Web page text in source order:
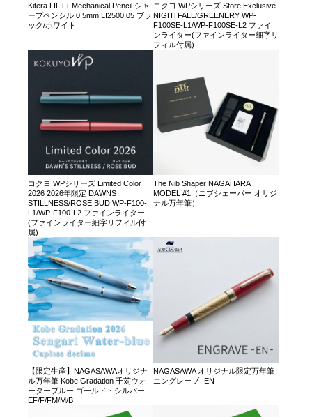
Kitera LIFT+ Mechanical Pencil シャ
ープペンシル 0.5mm LI2500.05 ブラ
ック/ホワイト
コクヨ WPシリーズ Store Exclusive
NIGHTFALL/GREENERY WP-
F100SE-L1/WP-F100SE-L2 ファイ
ンライター(ファインライター細字リ
フィル付属)
コクヨ WPシリーズ Limited Color
2026 2026年限定 DAWNS
STILLNESS/ROSE BUD WP-F100-
L1/WP-F100-L2 ファインライター
(ファインライター細字リフィル付
属)
The Nib Shaper NAGAHARA
MODEL #1（ニブシェーパー オリジ
ナル万年筆）
【限定生産】NAGASAWAオリジナ
ル万年筆 Kobe Gradation 千苅ウォ
ーターブルー ゴールド・シルバー
EF/F/FM/M/B
NAGASAWA オリジナル限定万年筆
エングレーブ -EN-